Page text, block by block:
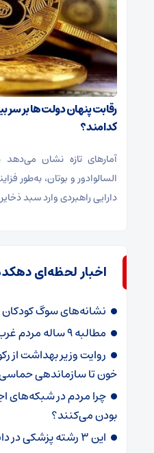
کدامند؟
آمارهای تازه نشان
السالوادور و بوتان، به‌طور
دارایی راهبردی وارد سبد
اخبار لحظه‌ای
نشانه‌های سوگ کودکان
مطالبه ۹ ساله مردم غرب البرز محقق شد
روایت وزیر بهداشت از
خون تا سازماندهی
چرا مردم در شبکه‌های
بودن می‌کنند؟
این ۳ رشته پزشکی در دانشگاه‌ها مشتری ندارد!